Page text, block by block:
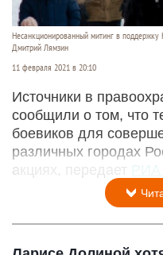
Несанкционированный митинг в поддержку
Дмитрий Лямзин
11 февраля 2021 в 20:10
Источники в
сообщили о том, что
боевиков для
различных городах
акциях, передает РИА